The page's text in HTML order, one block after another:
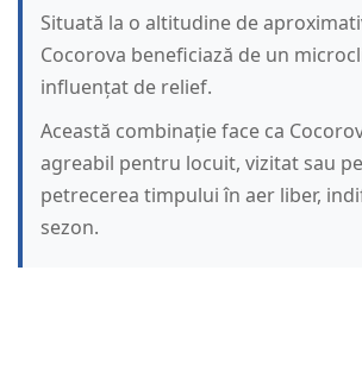
Situată la o altitudine de
Cocorova beneficiază de un
influențat de relief.
Această combinație face ca
agreabil pentru locuit, vizitat sau
petrecerea timpului în aer liber,
sezon.